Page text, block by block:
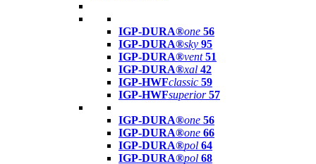
IGP-DURA®one 56
IGP-DURA®sky 95
IGP-DURA®vent 51
IGP-DURA®xal 42
IGP-HWFclassic 59
IGP-HWFsuperior 57
IGP-DURA®one 56
IGP-DURA®one 66
IGP-DURA®pol 64
IGP-DURA®pol 68